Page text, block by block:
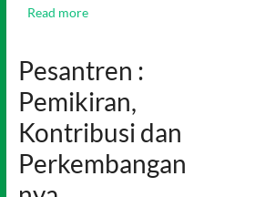
Read more
Pesantren :
Pemikiran,
Kontribusi dan
Perkembangan